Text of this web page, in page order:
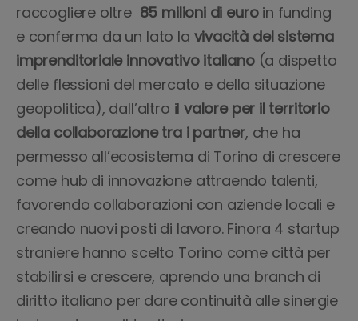
raccogliere oltre 85 milioni di euroin funding
e conferma da un lato la vivacità del sistema
imprenditoriale innovativo italiano(a dispetto
delle flessioni del mercato e della situazione
geopolitica), dall’altro il valore per il territorio
della collaborazione tra i partner, che ha
permesso all’ecosistema di Torino di crescere
come hub di innovazione attraendo talenti,
favorendo collaborazioni con aziende locali e
creando nuovi posti di lavoro. Finora 4 startup
straniere hanno scelto Torino come città per
stabilirsi e crescere, aprendo una branch di
diritto italiano per dare continuità alle sinergie